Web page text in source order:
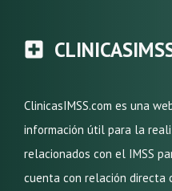
ClinicasIMSS.com es una
información útil para la
relacionados con el IMSS
cuenta con relación directa